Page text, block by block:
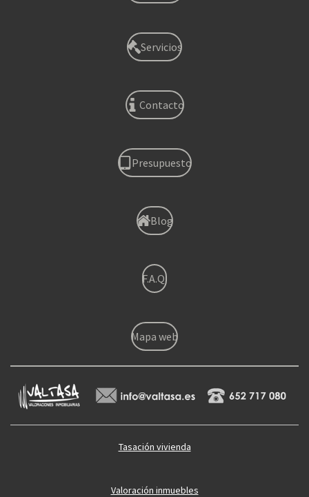
Servicios
Contacto
Presupuesto
Blog
F.A.Q.
Mapa web
Tasación vivienda
Valoración inmuebles